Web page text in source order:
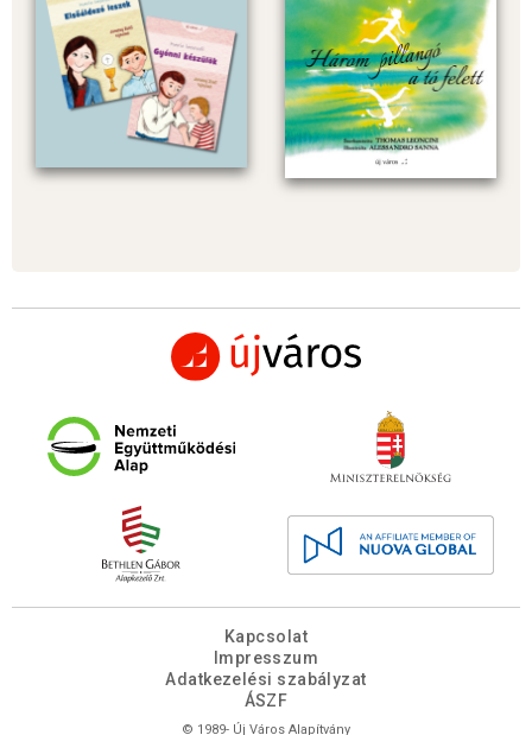
Kapcsolat
Impresszum
Adatkezelési szabályzat
ÁSZF
© 1989- Új Város Alapítvány